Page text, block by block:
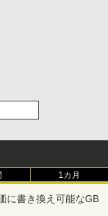
1カ月
に書き換え可能なGB